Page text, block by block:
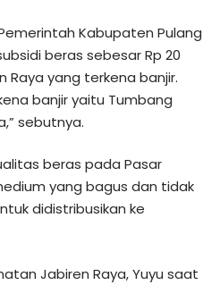
Kabupaten Pulang
beras sebesar Rp 20
Raya yang terkena banjir.
banjir yaitu Tumbang
sebutnya.
beras pada Pasar
yang bagus dan tidak
didistribusikan ke
Jabiren Raya, Yuyu saat